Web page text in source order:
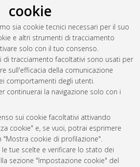
cookie
sia cookie tecnici necessari per il suo
e altri strumenti di tracciamento
solo con il tuo consenso.
di tracciamento facoltativi sono usati per
sull'efficacia della comunicazione
comportamenti degli utenti.
continuerai la navigazione solo con i
sui cookie facoltativi attivando
cookie" e, se vuoi, potrai esprimere
"Mostra cookie di profilazione".
tue scelte e verificare lo stato dei
sezione "Impostazione cookie" del